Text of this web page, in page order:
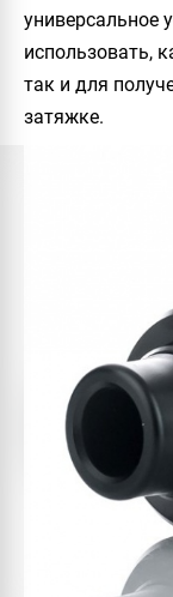
универсальное
использовать,
так и для
затяжке.